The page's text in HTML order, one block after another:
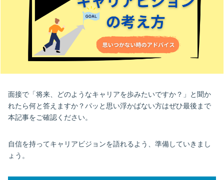
面接で「将来、どのようなキャリアを歩みたいですか？」と聞か
れたら何と答えますか？パッと思い浮かばない方はぜひ最後まで
本記事をご確認ください。
自信を持ってキャリアビジョンを語れるよう、準備していきまし
ょう。